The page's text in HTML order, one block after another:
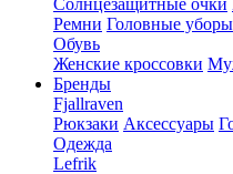
Солнцезащитные очки
Ремни Головные уборы
Обувь
Женские кроссовки
Бренды
Fjallraven
Рюкзаки Аксессуары
Одежда
Lefrik